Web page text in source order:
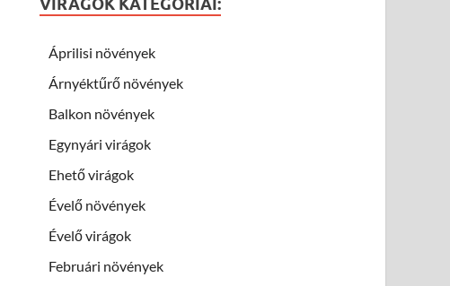
VIRÁGOK KATEGÓRIÁI:
Áprilisi növények
Árnyéktűrő növények
Balkon növények
Egynyári virágok
Ehető virágok
Évelő növények
Évelő virágok
Februári növények